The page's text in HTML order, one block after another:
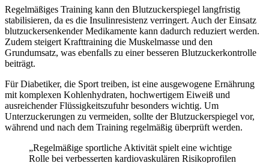
Regelmäßiges Training kann den Blutzuckerspiegel langfristig
stabilisieren, da es die Insulinresistenz verringert. Auch der Einsatz
blutzuckersenkender Medikamente kann dadurch reduziert werden.
Zudem steigert Krafttraining die Muskelmasse und den
Grundumsatz, was ebenfalls zu einer besseren Blutzuckerkontrolle
beiträgt.
Für Diabetiker, die Sport treiben, ist eine ausgewogene Ernährung
mit komplexen Kohlenhydraten, hochwertigem Eiweiß und
ausreichender Flüssigkeitszufuhr besonders wichtig. Um
Unterzuckerungen zu vermeiden, sollte der Blutzuckerspiegel vor,
während und nach dem Training regelmäßig überprüft werden.
„Regelmäßige sportliche Aktivität spielt eine wichtige
Rolle bei verbesserten kardiovaskulären Risikoprofilen